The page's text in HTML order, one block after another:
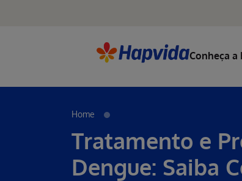
Conheça a
Home
Tratamento e
Dengue: Saiba